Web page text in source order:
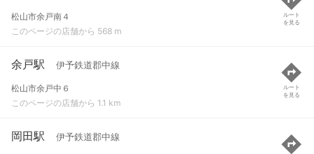
松山市余戸南４
このページの店舗から 568 m
ルート
を見る
余戸駅 伊予鉄道郡中線
松山市余戸中６
このページの店舗から 1.1 km
ルート
を見る
岡田駅 伊予鉄道郡中線